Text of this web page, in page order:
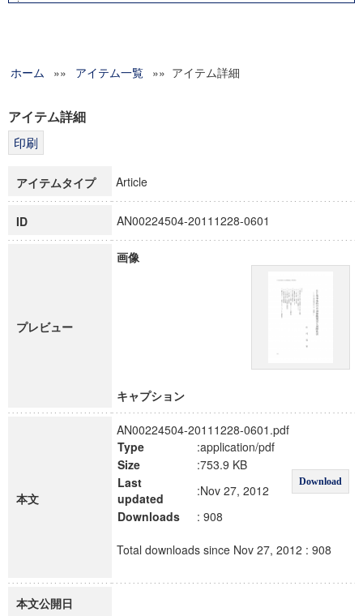
グローバルリサーチインスティテュート
科学研究費補助金研究成果報告書
博士課程教育リーディングプログラム「超成熟社会発展のサ
ホーム »» アイテム一覧 »» アイテム詳細
アイテム詳細
アイテムタイプ Article
ID AN00224504-20111228-0601
プレビュー
画像
キャプション
本文
AN00224504-20111228-0601.pdf
Type
:application/pdf
Download
Size
:753.9 KB
Last
updated
:Nov 27, 2012
Downloads
: 908
Total downloads since Nov 27, 2012 : 908
本文公開日